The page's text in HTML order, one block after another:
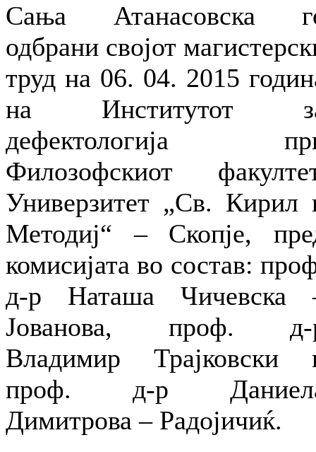
Сања Атанасовска
одбрани својот
труд на 06. 04. 2015
на Институтот
дефектологија
Филозофскиот
Универзитет „Св. Кирил
Методиј“ – Скопје,
комисијата во состав:
д-р Наташа Чичевска
Јованова, проф. д-
Владимир Трајковски
проф. д-р
Димитрова – Радојичиќ.